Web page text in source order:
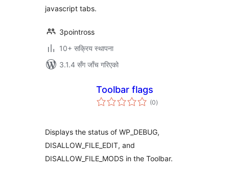
javascript tabs.
3pointross
10+ सक्रिय स्थापना
3.1.4 सँग जाँच गरिएको
Toolbar flags
(0कुल
रेटिङ्गहरू
)
Displays the status of WP_DEBUG,
DISALLOW_FILE_EDIT, and
DISALLOW_FILE_MODS in the Toolbar.